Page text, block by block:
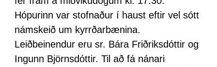
Hópurinn var stofnaður í haust eftir vel sótt
námskeið um kyrrðarbænina.
Leiðbeinendur eru sr. Bára Friðriksdóttir og
Ingunn Björnsdóttir. Til að fá nánari